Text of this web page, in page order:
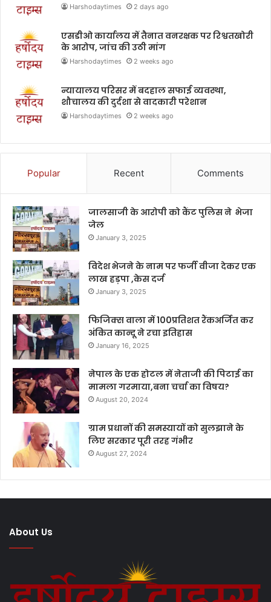
Harshodaytimes 2 days ago
एसडीओ कार्यालय में तैनात वनरक्षक पर रिश्वतखोरी
के आरोप, जांच की उठी मांग
Harshodaytimes 2 weeks ago
न्यायालय परिसर में बदहाल सफाई व्यवस्था,
शौचालय की दुर्दशा से वादकारी परेशान
Harshodaytimes 2 weeks ago
Popular Recent Comments
जालसाजी के आरोपी को कैंट पुलिस ने भेजा
जेल
January 3, 2025
विदेश भेजने के नाम पर फर्जी वीजा देकर एक
लाख हड़पा ,केस दर्ज
January 3, 2025
फिजिक्स वाला में 100प्रतिशत रैंकअर्जित कर
अंकित कान्दू ने रचा इतिहास
January 16, 2025
नेपाल के एक होटल में नेताजी की पिटाई का
मामला गरमाया,बना चर्चा का विषय?
August 20, 2024
ग्राम प्रधानों की समस्यायों को सुलझाने के
लिए सरकार पूरी तरह गंभीर
August 27, 2024
About Us